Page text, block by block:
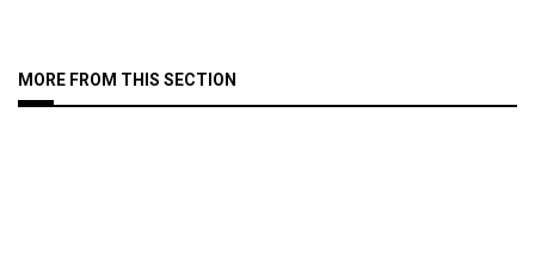
MORE FROM THIS SECTION